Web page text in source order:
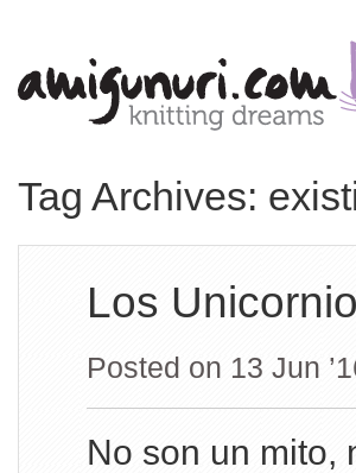
Tag Archives:
Los
Posted on 13 Jun
No son un